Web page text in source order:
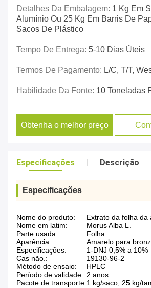
Detalhes Da Embalagem: 1 Kg Em
Alumínio Ou 25 Kg Em Barris De
Sacos De Plástico
Tempo De Entrega: 5-10 Dias Úteis
Termos De Pagamento: L/C, T/T,
Habilidade Da Fonte: 10 Toneladas
Obtenha o melhor preço
Especificações Descrição
Especificações
Nome do produto:
Extrato da folha da
Nome em latim:
Morus Alba L.
Parte usada:
Folha
Aparência:
Amarelo para
Especificações:
1-DNJ 0,5% a 10%
Cas não.:
19130-96-2
Método de ensaio:
HPLC
Período de validade: 2 anos
Pacote de transporte:1 kg/saco, 25 kg/